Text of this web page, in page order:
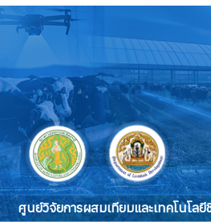
ศูนย์วิจัยการผสมเทียมและเทคโนโลยี